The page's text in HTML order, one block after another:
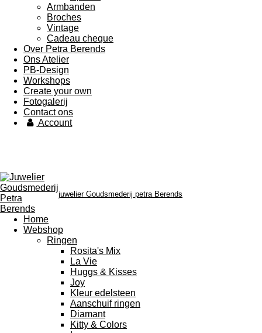
Armbanden
Broches
Vintage
Cadeau cheque
Over Petra Berends
Ons Atelier
PB-Design
Workshops
Create your own
Fotogalerij
Contact ons
Account
juwelier Goudsmederij petra Berends
Home
Webshop
Ringen
Rosita's Mix
La Vie
Huggs & Kisses
Joy
Kleur edelsteen
Aanschuif ringen
Diamant
Kitty & Colors